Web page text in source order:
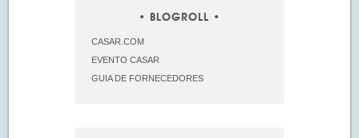
BLOGROLL
CASAR.COM
EVENTO CASAR
GUIA DE FORNECEDORES